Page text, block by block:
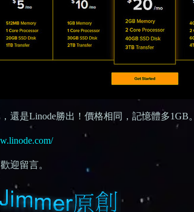
還是Linode勝出！價格相同，記憶體多1GB。
迎留言。